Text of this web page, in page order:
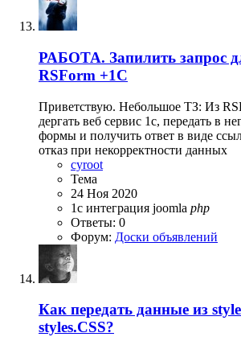
РАБОТА. Запилить запрос
RSForm +1C
Приветствую. Небольшое ТЗ: Из
дергать веб сервис 1с, передать в
формы и получить ответ в виде
отказ при некорректности данных
cyroot
Тема
24 Ноя 2020
1c интеграция joomla php
Ответы: 0
Форум: Доски объявлений
Как передать данные из
styles.CSS?